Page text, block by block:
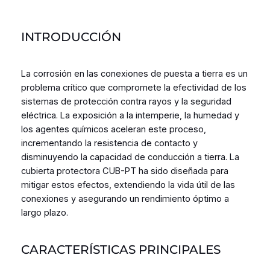
INTRODUCCIÓN
La corrosión en las conexiones de puesta a tierra es un
problema crítico que compromete la efectividad de los
sistemas de protección contra rayos y la seguridad
eléctrica. La exposición a la intemperie, la humedad y
los agentes químicos aceleran este proceso,
incrementando la resistencia de contacto y
disminuyendo la capacidad de conducción a tierra. La
cubierta protectora CUB-PT ha sido diseñada para
mitigar estos efectos, extendiendo la vida útil de las
conexiones y asegurando un rendimiento óptimo a
largo plazo.
CARACTERÍSTICAS PRINCIPALES